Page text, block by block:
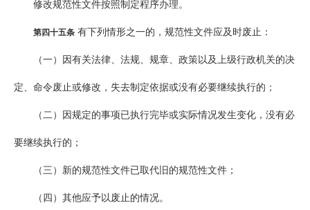
修改规范性文件按照制定程序办理。
第四十五条 有下列情形之一的，规范性文件应及时废止：
（一）因有关法律、法规、规章、政策以及上级行政机关的决
定、命令废止或修改，失去制定依据或没有必要继续执行的；
（二）因规定的事项已执行完毕或实际情况发生变化，没有必
要继续执行的；
（三）新的规范性文件已取代旧的规范性文件；
（四）其他应予以废止的情况。